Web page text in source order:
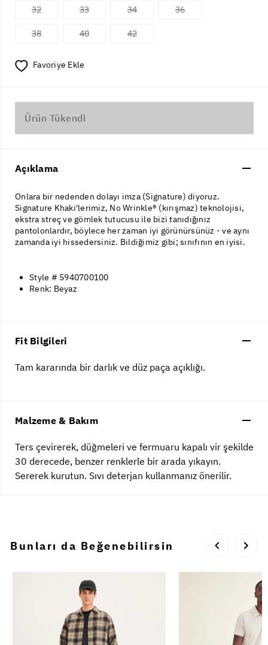
32 33 34 36
38 40 42
Favoriye Ekle
Ürün Tükendi
Açıklama
Onlara bir nedenden dolayı imza (Signature) diyoruz.
Signature Khaki'lerimiz, No Wrinkle® (kırışmaz) teknolojisi,
ekstra streç ve gömlek tutucusu ile bizi tanıdığınız
pantolonlardır, böylece her zaman iyi görünürsünüz - ve aynı
zamanda iyi hissedersiniz. Bildiğimiz gibi; sınıfının en iyisi.
Style # 5940700100
Renk: Beyaz
Fit Bilgileri
Tam kararında bir darlık ve düz paça açıklığı.
Malzeme & Bakım
Ters çevirerek, düğmeleri ve fermuaru kapalı vir şekilde
30 derecede, benzer renklerle bir arada yıkayın.
Sererek kurutun. Sıvı deterjan kullanmanız önerilir.
Bunları da Beğenebilirsin